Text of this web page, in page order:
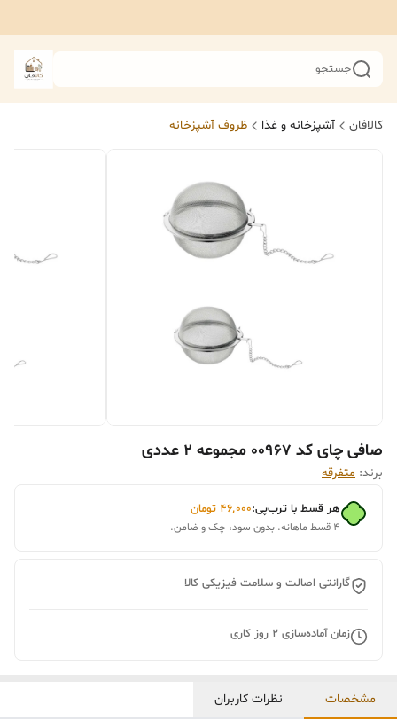
جستجو
کالافان آشپزخانه و غذا ظروف آشپزخانه
صافی چای کد 00967 مجموعه 2 عددی
برند: متفرقه
هر قسط با ترب‌پی:۴۶٬۰۰۰ تومان
۴ قسط ماهانه. بدون سود، چک و ضامن.
گارانتی اصالت و سلامت فیزیکی کالا
زمان آماده‌سازی 2 روز کاری
مشخصات نظرات کاربران